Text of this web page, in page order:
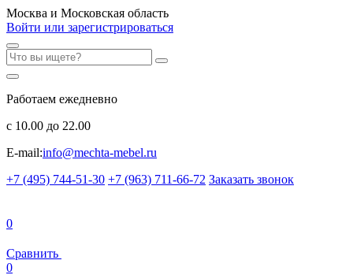
Москва и Московская область
Войти или зарегистрироваться
Работаем ежедневно
с 10.00 до 22.00
E-mail:info@mechta-mebel.ru
+7 (495) 744-51-30 +7 (963) 711-66-72 Заказать звонок
0
Сравнить
0